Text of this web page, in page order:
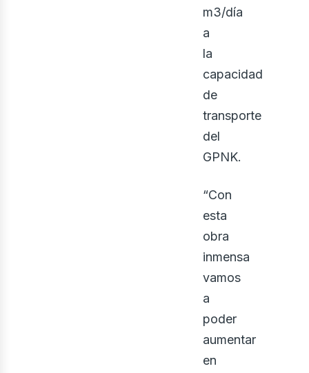
m3/día
a
la
capacidad
de
transporte
del
GPNK.
“Con
esta
obra
inmensa
vamos
a
poder
aumentar
en